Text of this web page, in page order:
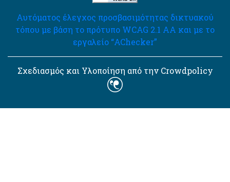
Αυτόματος έλεγχος προσβασιμότητας δικτυακού
τόπου με βάση το πρότυπο WCAG 2.1 AA και με το
εργαλείο “AChecker”
Σχεδιασμός και Υλοποίηση από την Crowdpolicy